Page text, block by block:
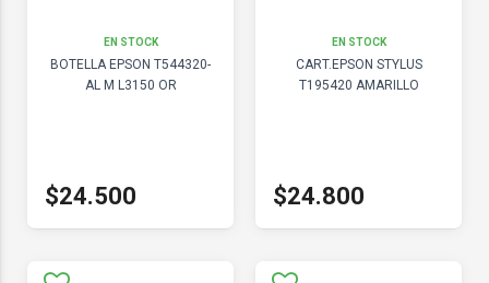
EN STOCK
BOTELLA EPSON T544320-
AL M L3150 OR
$24.500
EN STOCK
CART.EPSON STYLUS
T195420 AMARILLO
$24.800